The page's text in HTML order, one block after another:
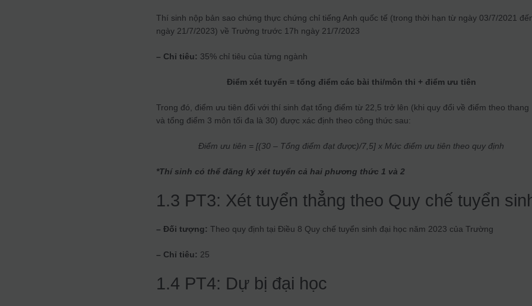
Thí sinh nộp bản sao chứng thực chứng chỉ tiếng Anh quốc tế (trong thời hạn từ ngày 03/7/2021
ngày 21/7/2023) về Trường trước 17h ngày 21/7/2023
– Chỉ tiêu: 35% chỉ tiêu của từng ngành
Điểm xét tuyển = tổng điểm các bài thi/môn thi + điểm ưu tiên
Trong đó, điểm ưu tiên đối với thí sinh đạt tổng điểm từ 22,5 trở lên (khi quy đổi về điểm theo thang
và tổng điểm 3 môn tối đa là 30) được xác định theo công thức sau:
Điểm ưu tiên = [(30 – Tổng điểm đạt được)/7,5] x Mức điểm ưu tiên theo quy định
*Thí sinh có thể đăng ký xét tuyển cả hai phương thức 1 và 2
1.3 PT3: Xét tuyển thẳng theo Quy chế tuyển
– Đối tượng: Theo quy định tại Điều 8 Quy chế tuyển sinh đại học năm 2023 của Trường
– Chỉ tiêu: 25
1.4 PT4: Dự bị đại học